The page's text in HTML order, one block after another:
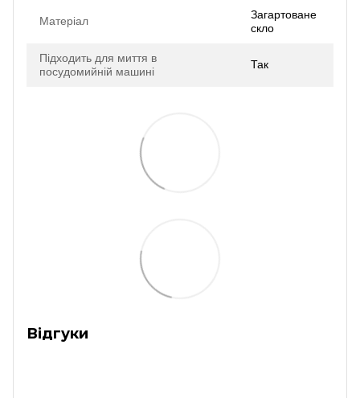
Матеріал
Загартоване
скло
Підходить для миття в
посудомийній машині
Так
Відгуки